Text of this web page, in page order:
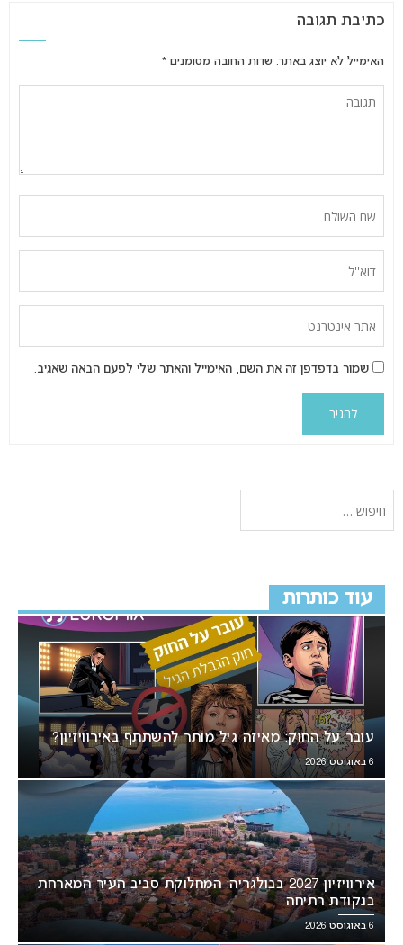
כתיבת תגובה
האימייל לא יוצג באתר. שדות החובה מסומנים *
שמור בדפדפן זה את השם, האימייל והאתר שלי לפעם הבאה שאגיב.
עוד כותרות
עובר על החוק: מאיזה גיל מותר להשתתף באירוויזיון?
6 באוגוסט 2026
אירוויזיון 2027 בבולגריה: המחלוקת סביב העיר המארחת
בנקודת רתיחה
6 באוגוסט 2026